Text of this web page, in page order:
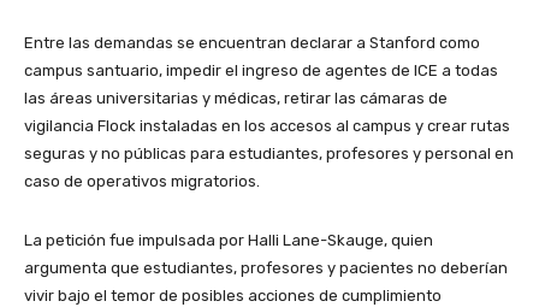
Entre las demandas se encuentran declarar a Stanford como
campus santuario, impedir el ingreso de agentes de ICE a todas
las áreas universitarias y médicas, retirar las cámaras de
vigilancia Flock instaladas en los accesos al campus y crear rutas
seguras y no públicas para estudiantes, profesores y personal en
caso de operativos migratorios.
La petición fue impulsada por Halli Lane-Skauge, quien
argumenta que estudiantes, profesores y pacientes no deberían
vivir bajo el temor de posibles acciones de cumplimiento